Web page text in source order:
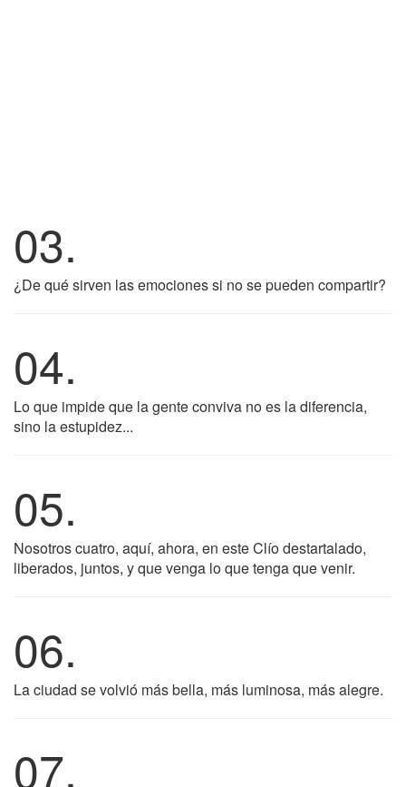
03.
¿De qué sirven las emociones si no se pueden compartir?
04.
Lo que impide que la gente conviva no es la diferencia,
sino la estupidez...
05.
Nosotros cuatro, aquí, ahora, en este Clío destartalado,
liberados, juntos, y que venga lo que tenga que venir.
06.
La ciudad se volvió más bella, más luminosa, más alegre.
07.